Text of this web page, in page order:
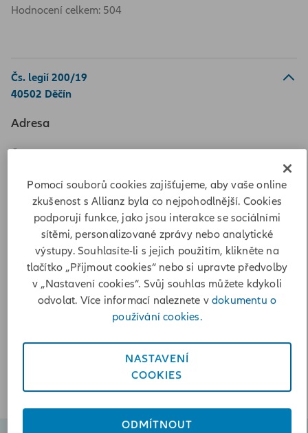
Hodnocení celkem: 504
Čs. legií 200/19
40502 Děčín
Adresa
Vypočítat vzdálenost
Poslat zprávu
+420412530521
Otevírací doba
08:00-12:00, 12:30-17:00
Středa
08:00-12:00, 12:30-17:00
08:00-12:00, 12:30-16:00
08:00-12:00
Pomocí souborů cookies zajišťujeme, aby vaše online
zkušenost s Allianz byla co nejpohodlnější. Cookies
podporují funkce, jako jsou interakce se sociálními
sítěmi, personalizované zprávy nebo analytické
výstupy. Souhlasíte-li s jejich použitím, klikněte na
tlačítko „Přijmout cookies“ nebo si upravte předvolby
v „Nastavení cookies“. Svůj souhlas můžete kdykoli
odvolat. Více informací naleznete vdokumentu o
používání cookies.
NASTAVENÍ
COOKIES
ODMÍTNOUT